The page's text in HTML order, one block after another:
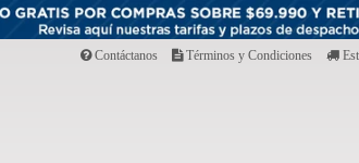
Contáctanos Términos y Condiciones